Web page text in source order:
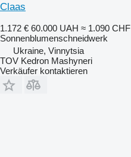
Claas
1.172 € 60.000 UAH ≈ 1.090 CHF
Sonnenblumenschneidwerk
Ukraine, Vinnytsia
TOV Kedron Mashyneri
Verkäufer kontaktieren